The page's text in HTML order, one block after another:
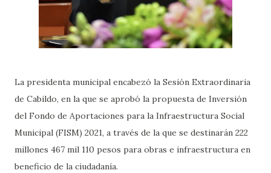
La presidenta municipal encabezó la Sesión Extraordinaria
de Cabildo, en la que se aprobó la propuesta de Inversión
del Fondo de Aportaciones para la Infraestructura Social
Municipal (FISM) 2021, a través de la que se destinarán 222
millones 467 mil 110 pesos para obras e infraestructura en
beneficio de la ciudadanía.